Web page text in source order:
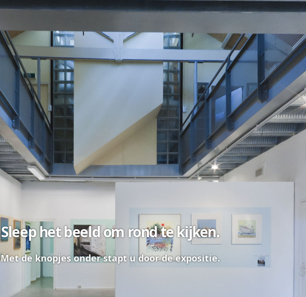
Overslaan
gaan
Sleep het beeld om rond te kijken.
Met de knopjes onder stapt u door de expositie.